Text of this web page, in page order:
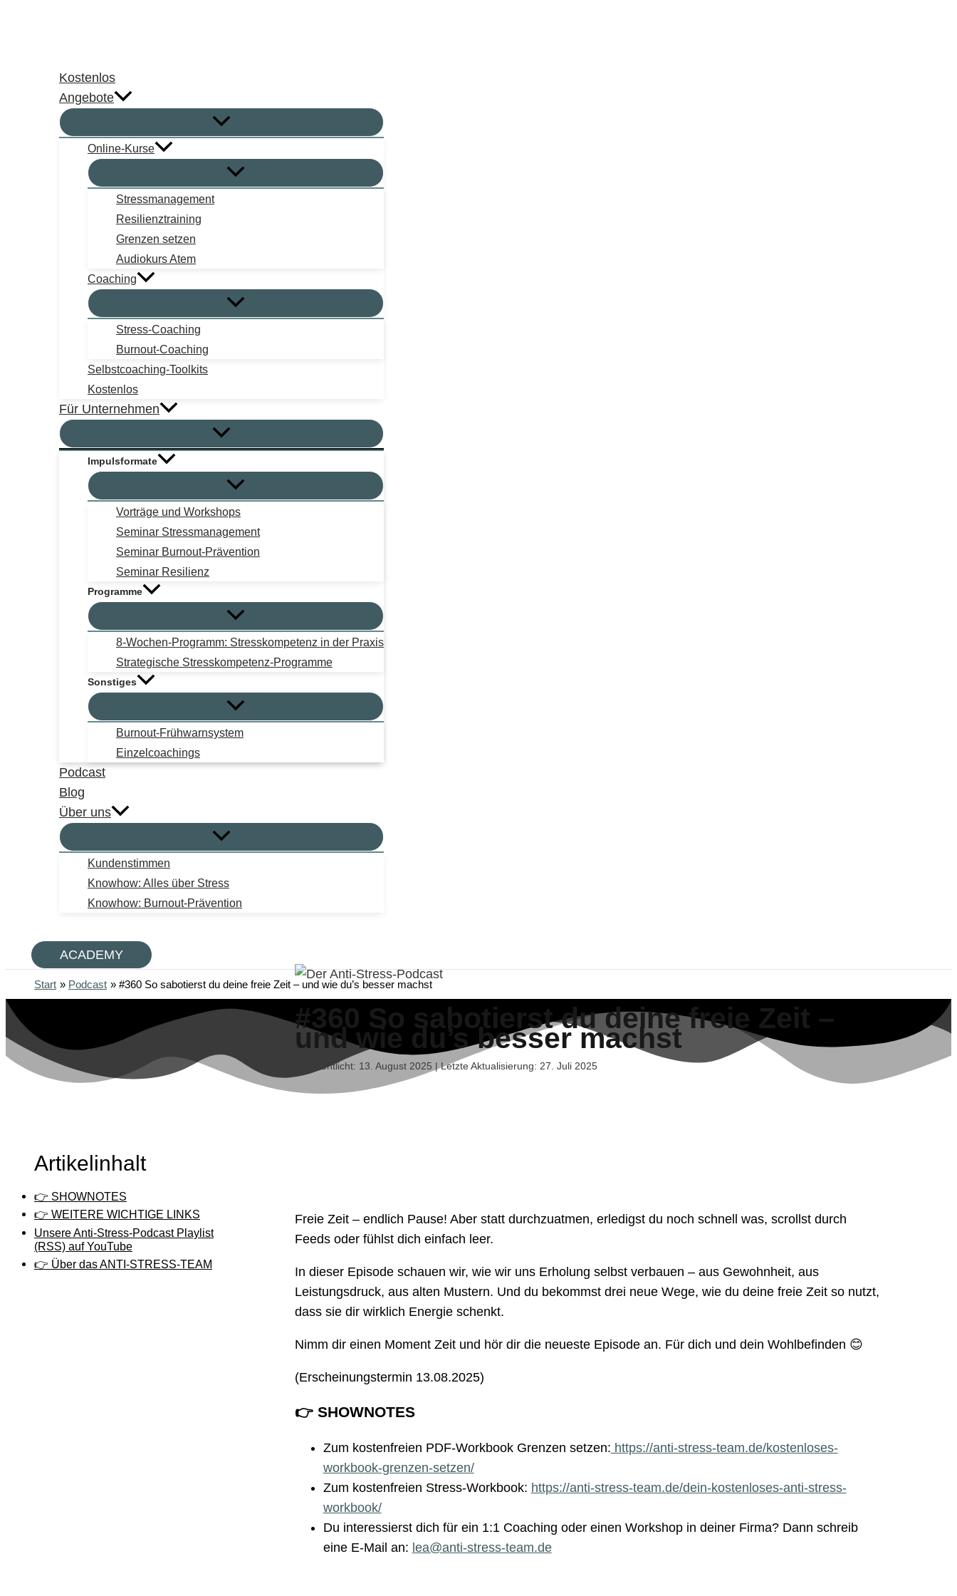
Kostenlos
Angebote
Online-Kurse
Stressmanagement
Resilienztraining
Grenzen setzen
Audiokurs Atem
Coaching
Stress-Coaching
Burnout-Coaching
Selbstcoaching-Toolkits
Kostenlos
Für Unternehmen
Impulsformate
Vorträge und Workshops
Seminar Stressmanagement
Seminar Burnout-Prävention
Seminar Resilienz
Programme
8-Wochen-Programm: Stresskompetenz in der Praxis
Strategische Stresskompetenz-Programme
Sonstiges
Burnout-Frühwarnsystem
Einzelcoachings
Podcast
Blog
Über uns
Kundenstimmen
Knowhow: Alles über Stress
Knowhow: Burnout-Prävention
ACADEMY
Start Podcast #360 So sabotierst du deine freie Zeit – und wie du’s besser machst
Artikelinhalt
👉 SHOWNOTES
👉 WEITERE WICHTIGE LINKS
Unsere Anti-Stress-Podcast Playlist
(RSS) auf YouTube
👉 Über das ANTI-STRESS-TEAM
#360 So sabotierst du deine freie Zeit –
und wie du’s besser machst
Veröffentlicht: 13. August 2025 | Letzte Aktualisierung: 27. Juli 2025
Freie Zeit – endlich Pause! Aber statt durchzuatmen, erledigst du noch schnell was, scrollst durch
Feeds oder fühlst dich einfach leer.
In dieser Episode schauen wir, wie wir uns Erholung selbst verbauen – aus Gewohnheit, aus
Leistungsdruck, aus alten Mustern. Und du bekommst drei neue Wege, wie du deine freie Zeit so nutzt,
dass sie dir wirklich Energie schenkt.
Nimm dir einen Moment Zeit und hör dir die neueste Episode an. Für dich und dein Wohlbefinden 😊
(Erscheinungstermin 13.08.2025)
👉 SHOWNOTES
Zum kostenfreien PDF-Workbook Grenzen setzen: https://anti-stress-team.de/kostenloses-
workbook-grenzen-setzen/
Zum kostenfreien Stress-Workbook: https://anti-stress-team.de/dein-kostenloses-anti-stress-
workbook/
Du interessierst dich für ein 1:1 Coaching oder einen Workshop in deiner Firma? Dann schreib
eine E-Mail an: lea@anti-stress-team.de